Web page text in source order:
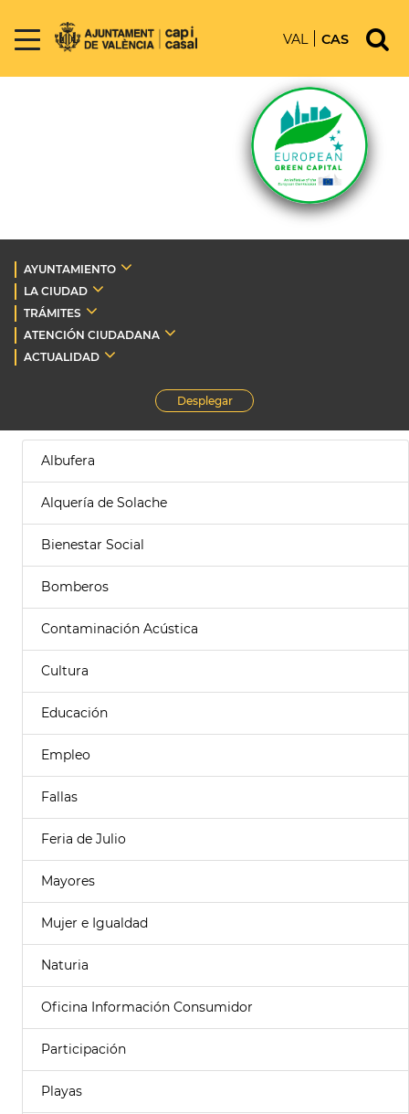
VAL CAS
AYUNTAMIENTO
LA CIUDAD
TRÁMITES
ATENCIÓN CIUDADANA
ACTUALIDAD
Desplegar
Albufera
Alquería de Solache
Bienestar Social
Bomberos
Contaminación Acústica
Cultura
Educación
Empleo
Fallas
Feria de Julio
Mayores
Mujer e Igualdad
Naturia
Oficina Información Consumidor
Participación
Playas